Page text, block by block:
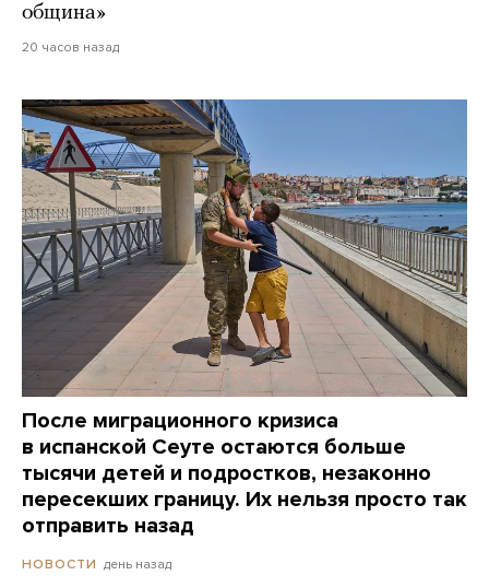
община»
20 часов назад
После миграционного кризиса
в испанской Сеуте остаются больше
тысячи детей и подростков, незаконно
пересекших границу. Их нельзя просто так
отправить назад
НОВОСТИ день назад